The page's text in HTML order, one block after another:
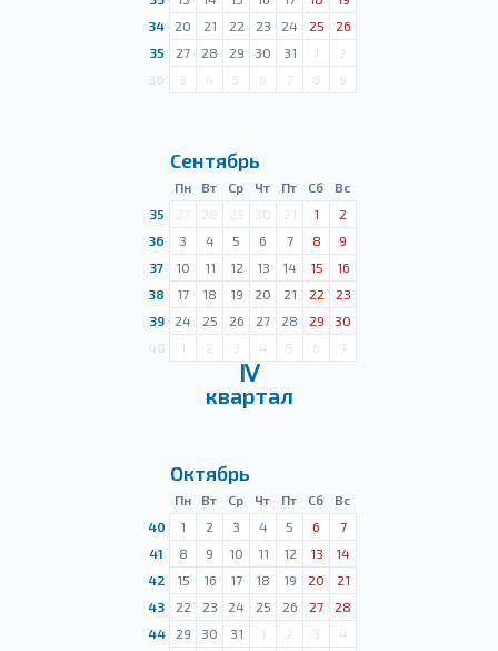
34
20 21 22 23 24 25
26
35
27 28 29 30 31 1
2
3 4 5 6 7 8 9
Сентябрь
Пн Вт Ср Чт Пт Сб
Вс
35
27 28 29 30 31 1
2
36
3 4 5 6 7 8
9
37
10 11 12 13 14 15
16
38
17 18 19 20 21 22
23
39
24 25 26 27 28 29
30
1 2 3 4 5 6 7
Ⅳ
квартал
Октябрь
Пн Вт Ср Чт Пт Сб
Вс
40
1 2 3 4 5 6
7
41
8 9 10 11 12 13
14
42
15 16 17 18 19 20
21
43
22 23 24 25 26 27
28
44
29 30 31 1 2 3
4